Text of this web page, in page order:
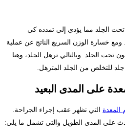
الجلد مما يؤدي إلي تمدده كي
خسارة الوزن السريع الناتج عن عملية
تحت الجلد. وبالتالي ترهل الجلد، وهنا
للتخلص من الجلد المترهل.
على المدى البعيد
المعدة التي تظهر عقب إجراء الجراحة.
على المدى الطويل والتي تشمل ما يلي: